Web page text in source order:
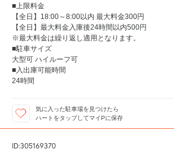
■上限料金
【全日】18:00～8:00以内 最大料金300円
【全日】最大料金入庫後24時間以内500円
※最大料金は繰り返し適用となります。
■駐車サイズ
大型可 ハイルーフ可
■入出庫可能時間
24時間
気に入った駐車場を見つけたら
ハートをタップしてマイPに保存
ID:305169370